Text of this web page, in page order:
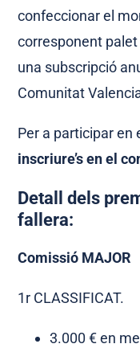
confeccionar el
corresponent
una subscripció
Comunitat
Per a participar en
inscriure’s en el
Detall dels
fallera:
Comissió MAJOR
1r CLASSIFICAT.
3.000 € en